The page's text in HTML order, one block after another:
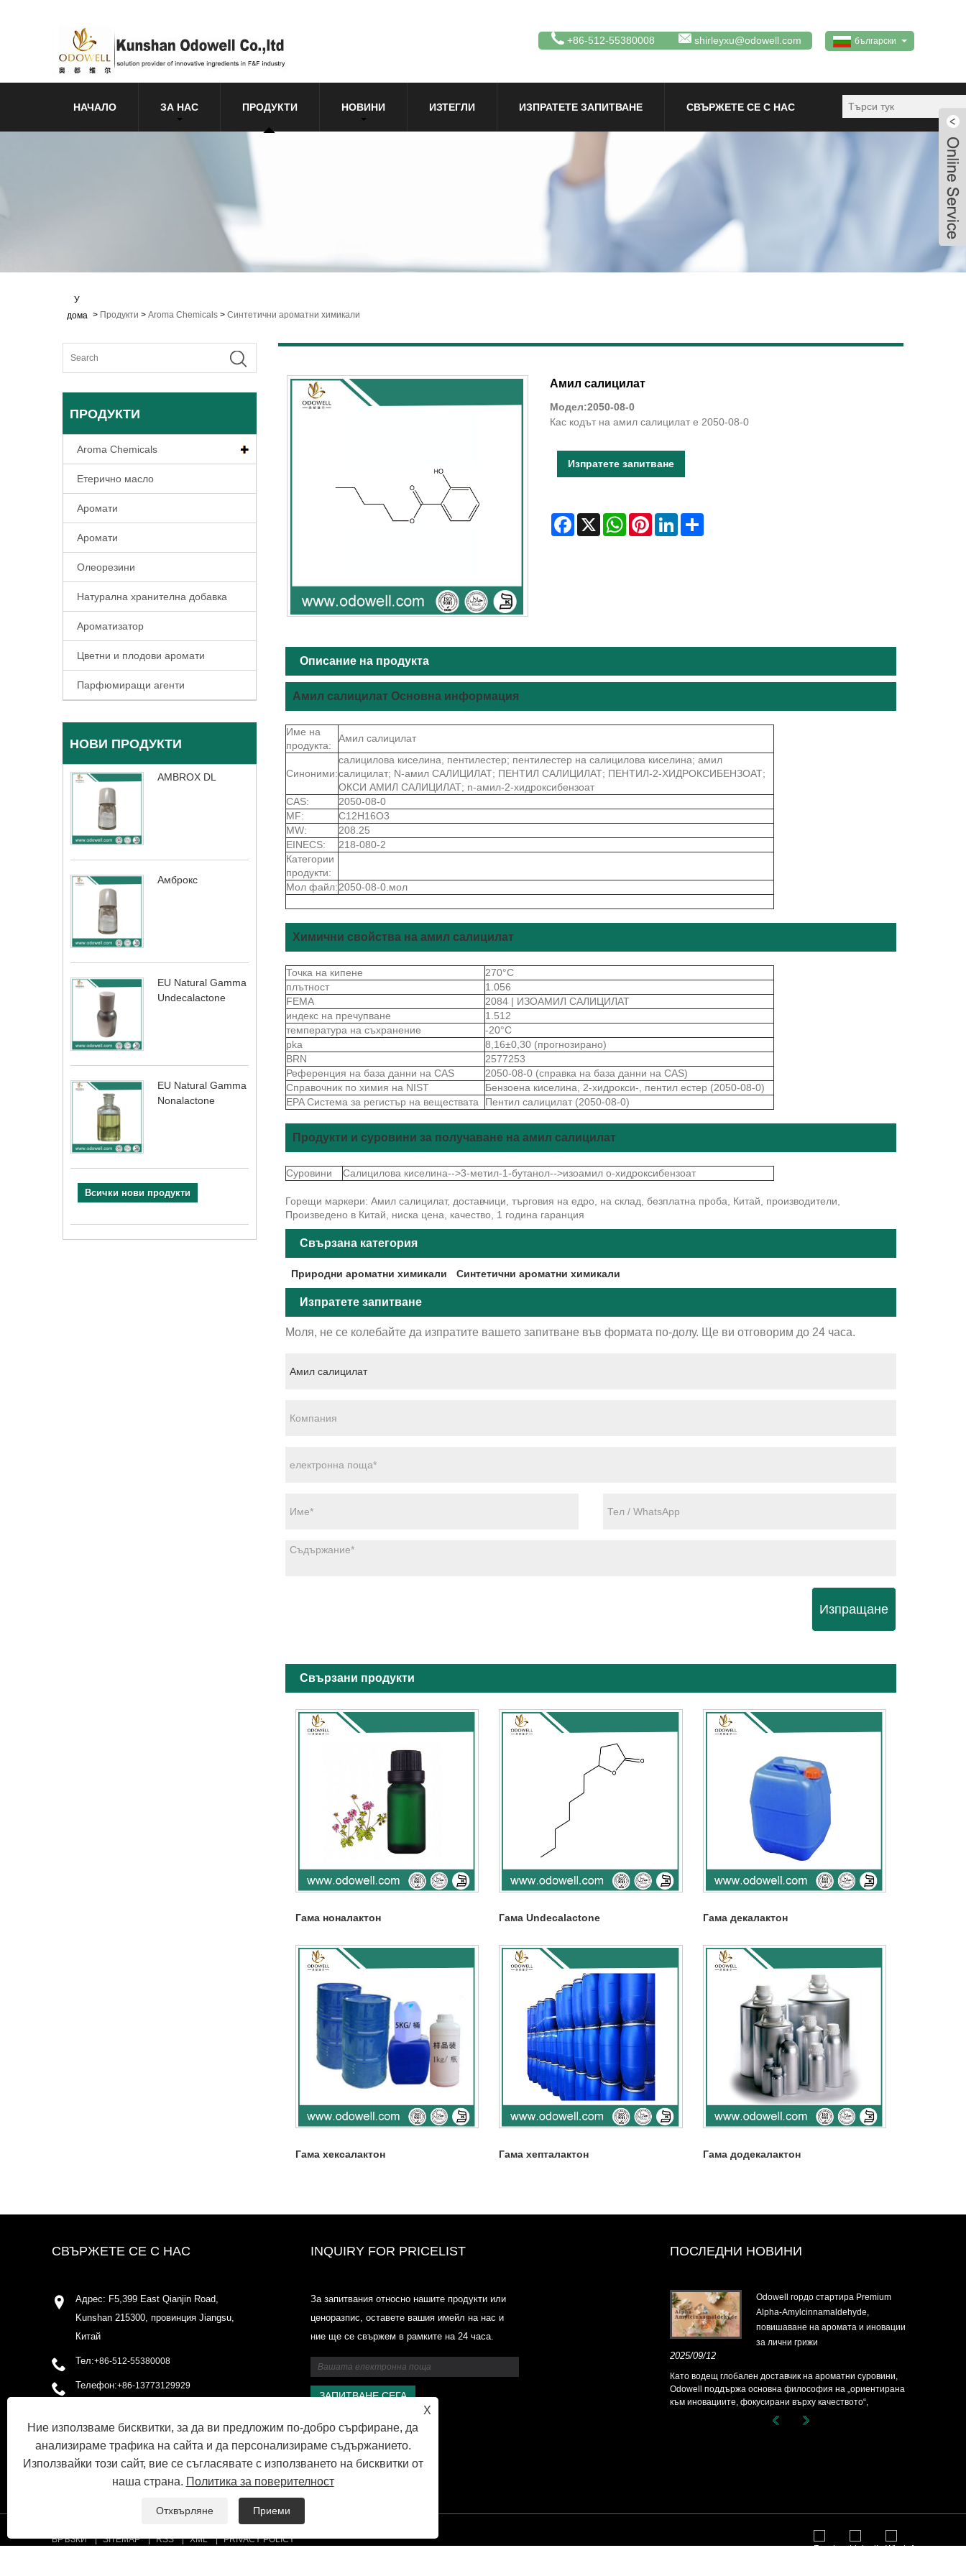
български
+86-512-55380008 shirleyxu@odowell.com
НАЧАЛО ЗА НАС ПРОДУКТИ НОВИНИ ИЗТЕГЛИ ИЗПРАТЕТЕ ЗАПИТВАНЕ СВЪРЖЕТЕ СЕ С НАС
У
дома > Продукти > Aroma Chemicals > Синтетични ароматни химикали
ПРОДУКТИ
Aroma Chemicals
Етерично масло
Аромати
Аромати
Олеорезини
Натурална хранителна добавка
Ароматизатор
Цветни и плодови аромати
Парфюмиращи агенти
НОВИ ПРОДУКТИ
AMBROX DL
Амброкс
EU Natural Gamma
Undecalactone
EU Natural Gamma
Nonalactone
Всички нови продукти
Амил салицилат
Модел:2050-08-0
Кас кодът на амил салицилат е 2050-08-0
Изпратете запитване
Facebook
X WhatsAppPinterestLinkedInShare
Описание на продукта
Амил салицилат Основна информация
Име на
продукта:
Амил салицилат
Синоними:
салицилова киселина, пентилестер; пентилестер на салицилова киселина; амил
салицилат; N-амил САЛИЦИЛАТ; ПЕНТИЛ САЛИЦИЛАТ; ПЕНТИЛ-2-ХИДРОКСИБЕНЗОАТ;
ОКСИ АМИЛ САЛИЦИЛАТ; n-амил-2-хидроксибензоат
CAS:
2050-08-0
MF:
C12H16O3
MW:
208.25
EINECS:
218-080-2
Категории
продукти:
Мол файл:2050-08-0.мол
Химични свойства на амил салицилат
Точка на кипене
270°С
плътност
1.056
FEMA
2084 | ИЗОАМИЛ САЛИЦИЛАТ
индекс на пречупване
1.512
температура на съхранение
-20°C
pka
8,16±0,30 (прогнозирано)
BRN
2577253
Референция на база данни на CAS
2050-08-0 (справка на база данни на CAS)
Справочник по химия на NIST
Бензоена киселина, 2-хидрокси-, пентил естер (2050-08-0)
EPA Система за регистър на веществата
Пентил салицилат (2050-08-0)
Продукти и суровини за получаване на амил салицилат
Суровини Салицилова киселина-->3-метил-1-бутанол-->изоамил о-хидроксибензоат
Горещи маркери: Амил салицилат, доставчици, търговия на едро, на склад, безплатна проба, Китай, производители,
Произведено в Китай, ниска цена, качество, 1 година гаранция
Свързана категория
Природни ароматни химикали Синтетични ароматни химикали
Изпратете запитване
Моля, не се колебайте да изпратите вашето запитване във формата по-долу. Ще ви отговорим до 24 часа.
Изпращане
Свързани продукти
Гама ноналактон Гама Undecalactone Гама декалактон
Гама хексалактон Гама хепталактон Гама додекалактон
СВЪРЖЕТЕ СЕ С НАС
Адрес: F5,399 East Qianjin Road,
Kunshan 215300, провинция Jiangsu,
Китай
Тел:+86-512-55380008
Телефон:+86-13773129929
shirleyxu@odowell.com
факс: +86-512-55380009
INQUIRY FOR PRICELIST
За запитвания относно нашите продукти или
ценоразпис, оставете вашия имейл на нас и
ние ще се свържем в рамките на 24 часа.
ПОСЛЕДНИ НОВИНИ
2025.6.14-2025.07.25
Odowell гордо стартира Premium
Alpha-Amylcinnamaldehyde,
повишаване на аромата и иновации
за лични грижи
2025/09/12
Като водещ глобален доставчик на ароматни суровини,
Odowell поддържа основна философия на „ориентирана
към иновациите, фокусирани върху качеството“,
последователно предоставяйки превъзходни решения за
аромати на клиентите по целия свят.
ВРЪЗКИ SITEMAP RSS XML PRIVACY POLICY
X
Ние използваме бисквитки, за да ви предложим по-добро сърфиране, да
анализираме трафика на сайта и да персонализираме съдържанието.
Използвайки този сайт, вие се съгласявате с използването на бисквитки от
наша страна. Политика за поверителност
Отхвърляне Приеми